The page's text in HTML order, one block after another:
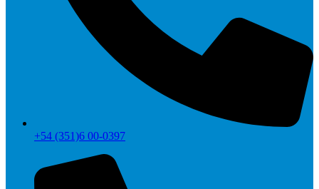
+54 (351)6 00-0397